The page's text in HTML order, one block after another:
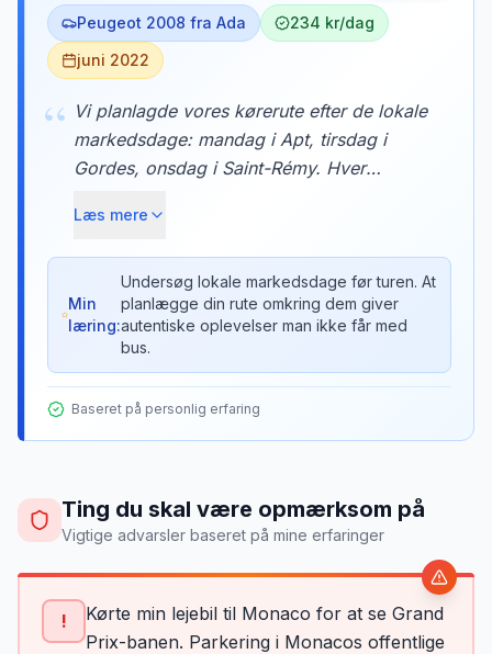
Peugeot 2008 fra Ada
234 kr/dag
juni 2022
“ Vi planlagde vores kørerute efter de lokale
markedsdage: mandag i Apt, tirsdag i
Gordes, onsdag i Saint-Rémy. Hver
frisk brød, ost og vin, og havde picnic i
lavendelmarkerne. Markederne var
autentiske og lokale - ikke turistfælder. En
bil gav os friheden til denne unikke
oplevelse.
Læs mere
Min
læring:
Undersøg lokale markedsdage før turen. At
planlægge din rute omkring dem giver
autentiske oplevelser man ikke får med
bus.
Baseret på personlig erfaring
Ting du skal være opmærksom på
Vigtige advarsler baseret på mine erfaringer
!
Kørte min lejebil til Monaco for at se Grand
Prix-banen. Parkering i Monacos offentlige